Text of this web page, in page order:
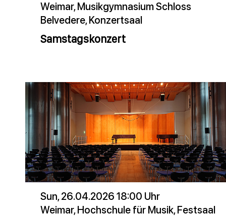
Weimar, Musikgymnasium Schloss
Belvedere, Konzertsaal
Samstagskonzert
Sun, 26.04.2026 18:00 Uhr
Weimar, Hochschule für Musik, Festsaal